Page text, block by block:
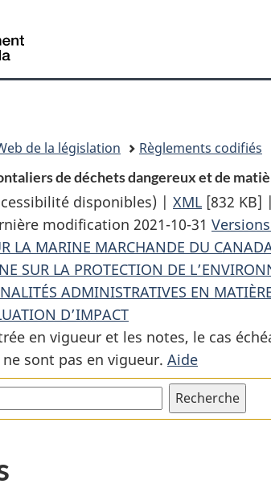
principal
À
site
version
de la législation
Règlements codifiés
de déchets dangereux et de
disponibles) | XML Texte
complet
:
sur
de
déchets
[832 KB] |
modification 2021-10-31
LA MARINE MARCHANDE DU
SUR LA PROTECTION DE
ADMINISTRATIVES EN
D’IMPACT
en vigueur et les notes, le cas
sont pas en vigueur. Aide